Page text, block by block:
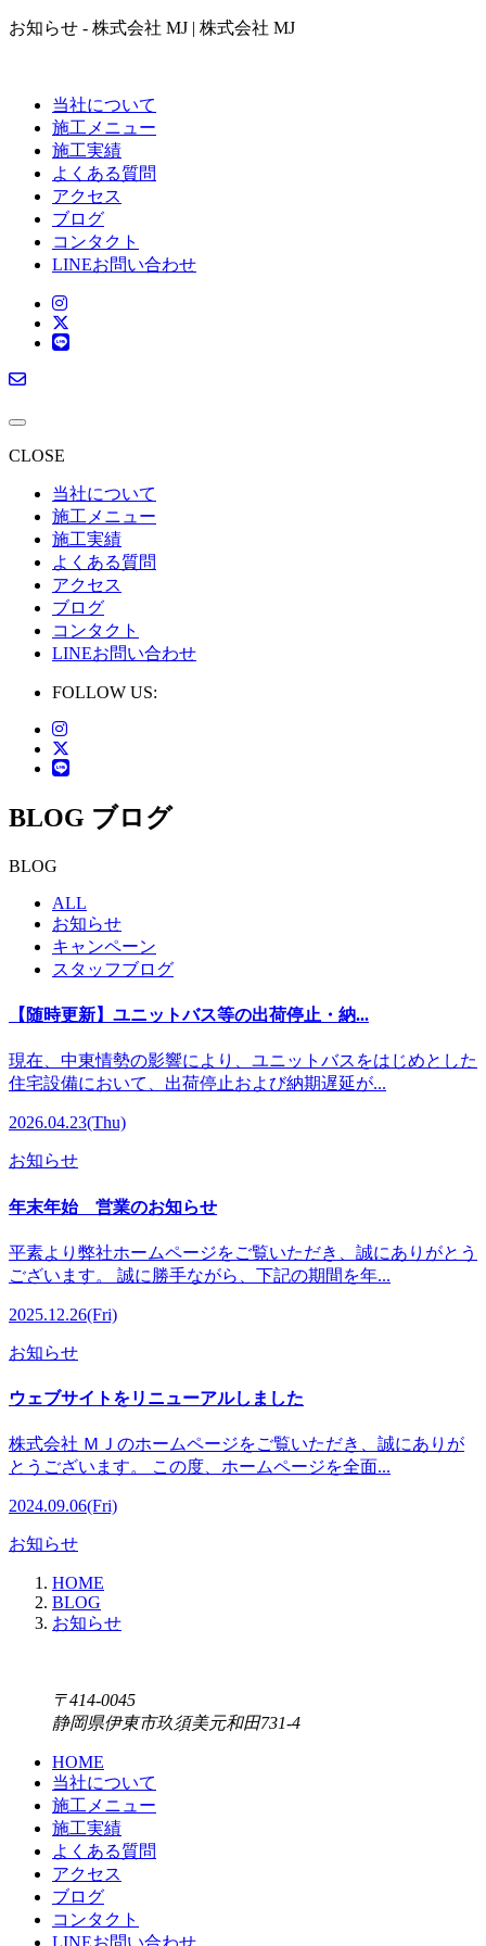
お知らせ - 株式会社 MJ | 株式会社 MJ
当社について
施工メニュー
施工実績
よくある質問
アクセス
ブログ
コンタクト
LINEお問い合わせ
CLOSE
当社について
施工メニュー
施工実績
よくある質問
アクセス
ブログ
コンタクト
LINEお問い合わせ
FOLLOW US:
BLOG ブログ
BLOG
ALL
お知らせ
キャンペーン
スタッフブログ
【随時更新】ユニットバス等の出荷停止・納...
現在、中東情勢の影響により、ユニットバスをはじめとした
住宅設備において、出荷停止および納期遅延が...
2026.04.23(Thu)
お知らせ
年末年始 営業のお知らせ
平素より弊社ホームページをご覧いただき、誠にありがとう
ございます。 誠に勝手ながら、下記の期間を年...
2025.12.26(Fri)
お知らせ
ウェブサイトをリニューアルしました
株式会社 ＭＪのホームページをご覧いただき、誠にありが
とうございます。 この度、ホームページを全面...
2024.09.06(Fri)
お知らせ
HOME
BLOG
お知らせ
〒414-0045
静岡県伊東市玖須美元和田731-4
HOME
当社について
施工メニュー
施工実績
よくある質問
アクセス
ブログ
コンタクト